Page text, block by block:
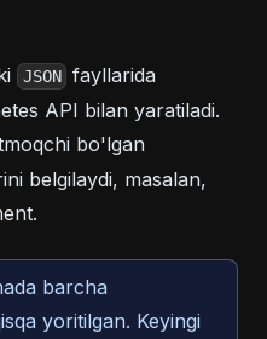
JSON fayllarida
API bilan yaratiladi.
bo'lgan
belgilaydi, masalan,
barcha
yoritilgan. Keyingi